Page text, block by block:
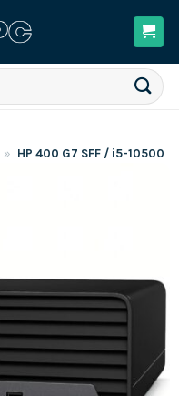
» HP 400 G7 SFF / i5-10500 /